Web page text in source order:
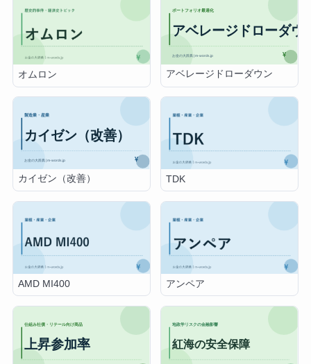
オムロン アベレージドローダウン
カイゼン（改善） TDK
AMD MI400 アンペア